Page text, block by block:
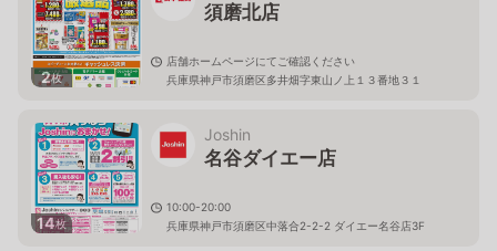
2枚
須磨北店
店舗ホームページにてご確認ください
兵庫県神戸市須磨区多井畑字東山ノ上１３番地３１
14枚
Joshin
名谷ダイエー店
10:00-20:00
兵庫県神戸市須磨区中落合2-2-2 ダイエー名谷店3F